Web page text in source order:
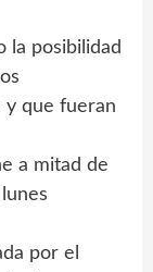
la posibilidad
y que fueran
a mitad de
por el